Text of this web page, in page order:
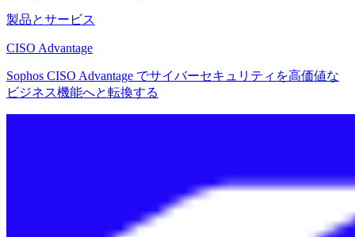
製品とサービス
CISO Advantage
Sophos CISO Advantage でサイバーセキュリティを高価値な
ビジネス機能へと転換する